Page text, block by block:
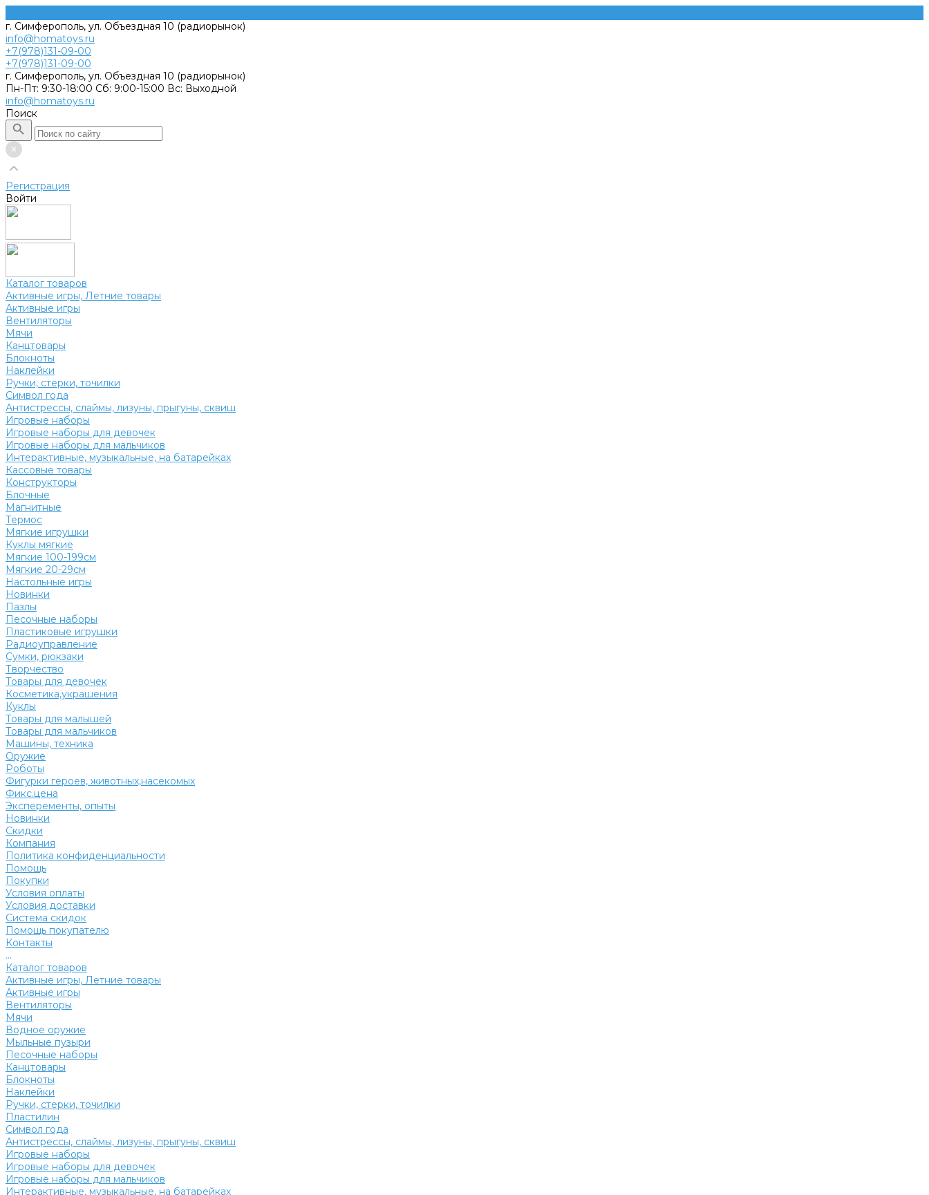
г. Симферополь, ул. Объездная 10 (радиорынок)
info@homatoys.ru
+7(978)131-09-00
+7(978)131-09-00
г. Симферополь, ул. Объездная 10 (радиорынок)
Пн-Пт: 9:30-18:00 Cб: 9:00-15:00 Вс: Выходной
info@homatoys.ru
Поиск
Регистрация
Войти
Каталог товаров
Активные игры, Летние товары
Активные игры
Вентиляторы
Мячи
Канцтовары
Блокноты
Наклейки
Ручки, стерки, точилки
Символ года
Антистрессы, слаймы, лизуны, прыгуны, сквиш
Игровые наборы
Игровые наборы для девочек
Игровые наборы для мальчиков
Интерактивные, музыкальные, на батарейках
Кассовые товары
Конструкторы
Блочные
Магнитные
Термос
Мягкие игрушки
Куклы мягкие
Мягкие 100-199см
Мягкие 20-29см
Настольные игры
Новинки
Пазлы
Песочные наборы
Пластиковые игрушки
Радиоуправление
Сумки, рюкзаки
Творчество
Товары для девочек
Косметика,украшения
Куклы
Товары для малышей
Товары для мальчиков
Машины, техника
Оружие
Роботы
Фигурки героев, животных,насекомых
Фикс.цена
Эксперементы, опыты
Новинки
Скидки
Компания
Политика конфиденциальности
Помощь
Покупки
Условия оплаты
Условия доставки
Система скидок
Помощь покупателю
Контакты
...
Каталог товаров
Активные игры, Летние товары
Активные игры
Вентиляторы
Мячи
Водное оружие
Мыльные пузыри
Песочные наборы
Канцтовары
Блокноты
Наклейки
Ручки, стерки, точилки
Пластилин
Символ года
Антистрессы, слаймы, лизуны, прыгуны, сквиш
Игровые наборы
Игровые наборы для девочек
Игровые наборы для мальчиков
Интерактивные, музыкальные, на батарейках